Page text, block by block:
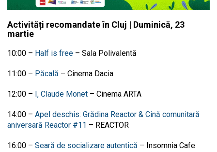
Activități recomandate în Cluj | Duminică, 23
martie
10:00 – Half is free – Sala Polivalentă
11:00 – Păcală – Cinema Dacia
12:00 – I, Claude Monet – Cinema ARTA
14:00 – Apel deschis: Grădina Reactor & Cină comunitară
aniversară Reactor #11 – REACTOR
16:00 – Seară de socializare autentică – Insomnia Cafe